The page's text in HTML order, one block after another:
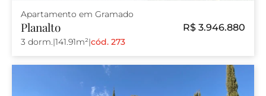
Apartamento em Gramado
Planalto R$ 3.946.880
3 dorm.|141.91m²|cód. 273